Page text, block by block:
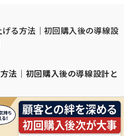
る方法｜初回購入後の導線設
法｜初回購入後の導線設計と